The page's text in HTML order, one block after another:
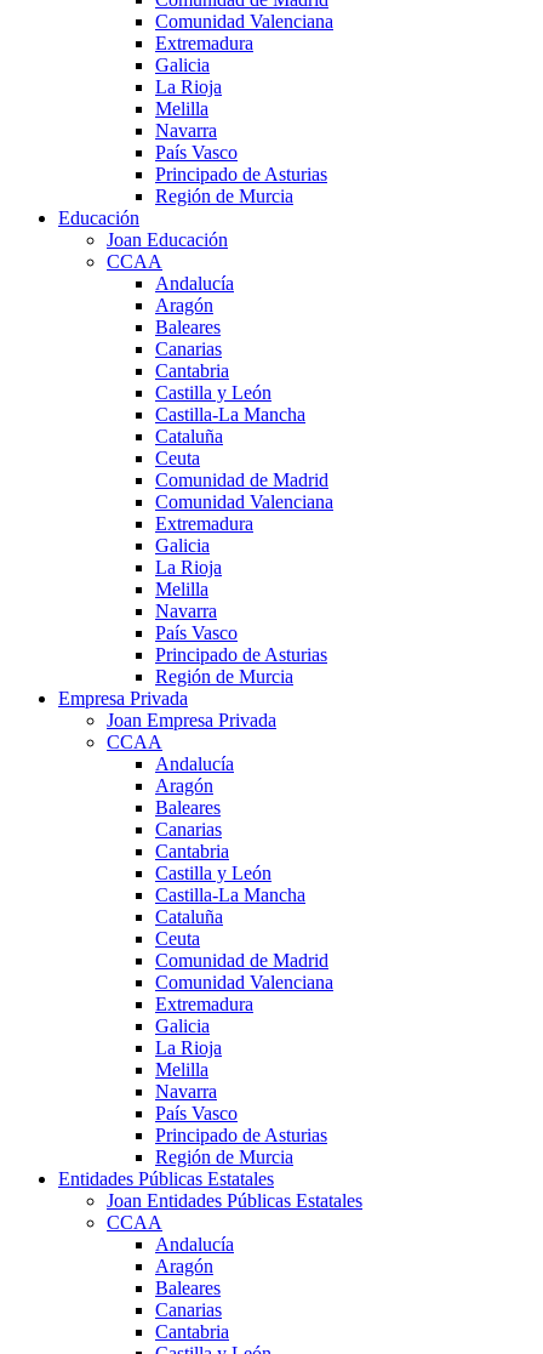
Comunidad Valenciana
Extremadura
Galicia
La Rioja
Melilla
Navarra
País Vasco
Principado de Asturias
Región de Murcia
Educación
Joan Educación
CCAA
Andalucía
Aragón
Baleares
Canarias
Cantabria
Castilla y León
Castilla-La Mancha
Cataluña
Ceuta
Comunidad de Madrid
Comunidad Valenciana
Extremadura
Galicia
La Rioja
Melilla
Navarra
País Vasco
Principado de Asturias
Región de Murcia
Empresa Privada
Joan Empresa Privada
CCAA
Andalucía
Aragón
Baleares
Canarias
Cantabria
Castilla y León
Castilla-La Mancha
Cataluña
Ceuta
Comunidad de Madrid
Comunidad Valenciana
Extremadura
Galicia
La Rioja
Melilla
Navarra
País Vasco
Principado de Asturias
Región de Murcia
Entidades Públicas Estatales
Joan Entidades Públicas Estatales
CCAA
Andalucía
Aragón
Baleares
Canarias
Cantabria